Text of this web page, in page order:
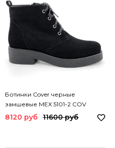
Ботинки Cover черные
замшевые МЕХ 5101-2 COV
8120 руб 11600 руб